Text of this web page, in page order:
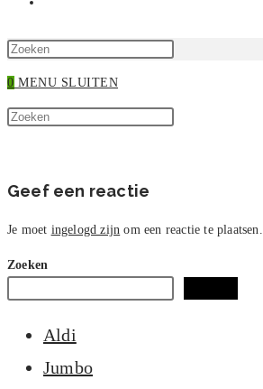
ZOEKEN
0 MENU SLUITEN
Zoek
site
zoekpaneel
sluiten.
Geef een reactie
Je moet ingelogd zijn om een reactie te plaatsen.
Zoeken
Aldi
Jumbo